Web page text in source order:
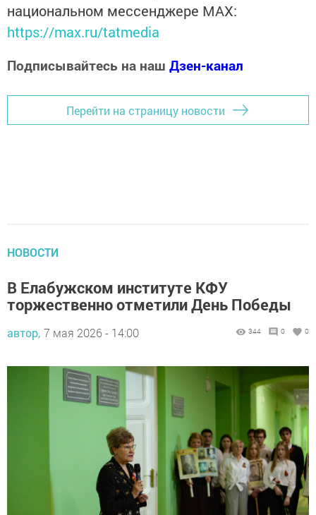
национальном мессенджере MАХ:
https://max.ru/tatmedia
Подписывайтесь на наш Дзен-канал
Перейти на страницу новости
НОВОСТИ
В Елабужском институте КФУ
торжественно отметили День Победы
автор, 7 мая 2026 - 14:00 344 0 0